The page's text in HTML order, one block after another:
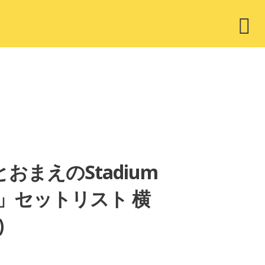
おまえのStadium
セットリスト 横